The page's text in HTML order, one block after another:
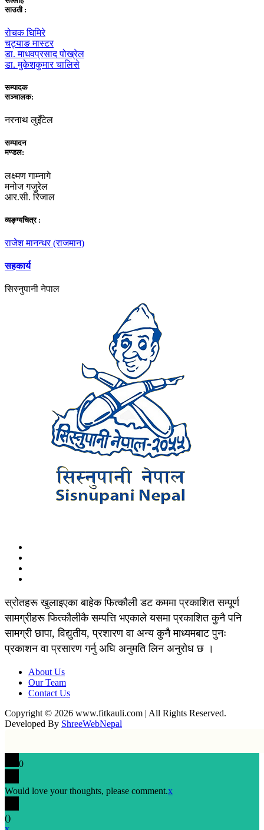
साउती :
रोचक घिमिरे
चट्याङ मास्टर
डा. माधवप्रसाद पोख्रेल
डा. मुकेशकुमार चालिसे
सम्पादक
सञ्चालक:
नरनाथ लुइँटेल
सम्पादन
मण्डल:
लक्ष्मण गाम्नागे
मनोज गजुरेल
आर.सी. रिजाल
व्यङ्ग्यचित्र :
राजेश मानन्धर (राजमान)
सहकार्य
सिस्नुपानी नेपाल
स्रोतहरू खुलाइएका बाहेक फित्कौली डट कममा प्रकाशित सम्पूर्ण
सामग्रीहरू फित्कौलीकै सम्पत्ति भएकाले यसमा प्रकाशित कुनै पनि
सामग्री छापा, विद्युतीय, प्रशारण वा अन्य कुनै माध्यमबाट पुनः
प्रकाशन वा प्रसारण गर्नु अघि अनुमति लिन अनुरोध छ ।
About Us
Our Team
Contact Us
Copyright © 2026 www.fitkauli.com | All Rights Reserved.
Developed By ShreeWebNepal
0
Would love your thoughts, please comment.x
()